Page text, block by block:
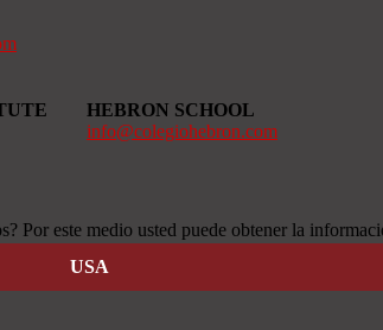
HEBRON SCHOOL
info@colegiohebron.com
Por este medio usted puede obtener la
USA